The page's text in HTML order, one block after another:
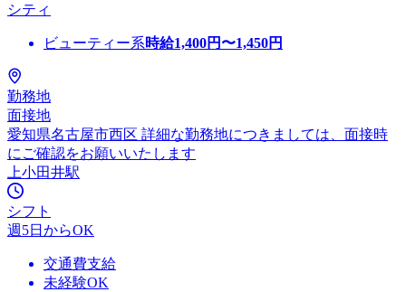
シティ
ビューティー系時給1,400円〜1,450円
勤務地
面接地
愛知県名古屋市西区 詳細な勤務地につきましては、面接時
にご確認をお願いいたします
上小田井駅
シフト
週5日からOK
交通費支給
未経験OK